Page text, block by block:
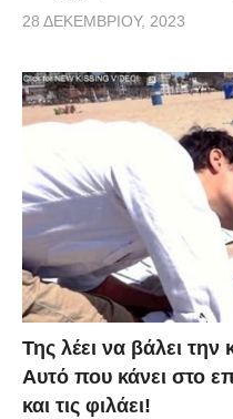
28 ΔΕΚΕΜΒΡΊΟΥ, 2023
Της λέει να βάλει
Αυτό που κάνει στο
και τις φιλάει!